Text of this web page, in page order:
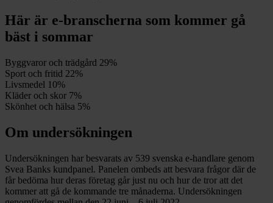
Här är e-branscherna som kommer gå
bäst i sommar
Byggvaror och trädgård 29%
Sport och fritid 22%
Livsmedel 10%
Kläder och skor 7%
Skönhet och hälsa 5%
Om undersökningen
Undersökningen har besvarats av 539 svenska e-handlare genom
Svea Banks kundpanel. Panelen ombeds att besvara frågor där de
får bedöma hur deras företag går just nu och hur de tror att det
kommer att gå de kommande tre månaderna. Undersökningen